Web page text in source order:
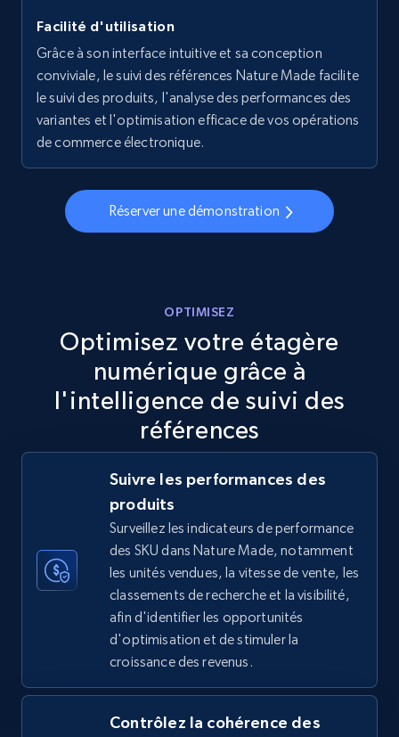
more.
5.6K+ 875+ Commencer
Walmart - products - Discover products by
using sku numbers
URL, Final price, Sku, Currency, Gtin,
Specifications, Image urls, Top reviews, and
TikTok Shop
URL, Title, Available, Description, Currency, Initial
price, Final price, Discount percent, and more.
668+ Commencer
TikTok Shop - category
URL, Title, Available, Description, Currency, Initial
price, Final price, Discount percent, and more.
668+ Commencer
Facilité d'utilisation
Grâce à son interface intuitive et sa conception
conviviale, le suivi des références Nature Made facilite
le suivi des produits, l'analyse des performances des
variantes et l'optimisation efficace de vos opérations
de commerce électronique.
Réserver une démonstration
OPTIMISEZ
Optimisez votre étagère
numérique grâce à
l'intelligence de suivi des
références
Suivre les performances des
produits
Surveillez les indicateurs de performance
des SKU dans Nature Made, notamment
les unités vendues, la vitesse de vente, les
classements de recherche et la visibilité,
afin d'identifier les opportunités
d'optimisation et de stimuler la
croissance des revenus.
Contrôlez la cohérence des